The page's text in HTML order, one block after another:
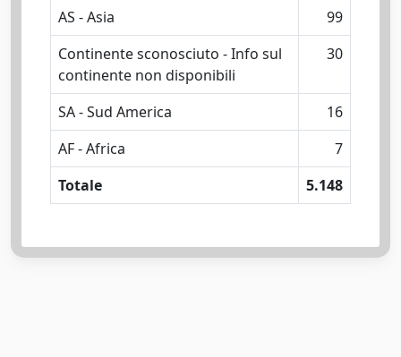
AS - Asia
99
Continente sconosciuto - Info sul
continente non disponibili
30
SA - Sud America
16
AF - Africa
7
Totale
5.148